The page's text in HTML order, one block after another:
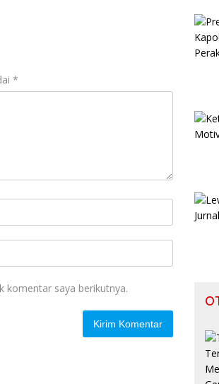
*
komentar saya berikutnya.